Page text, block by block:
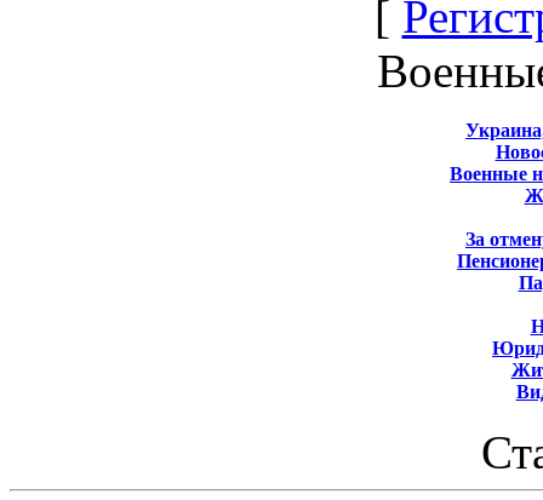
[
Военные
За